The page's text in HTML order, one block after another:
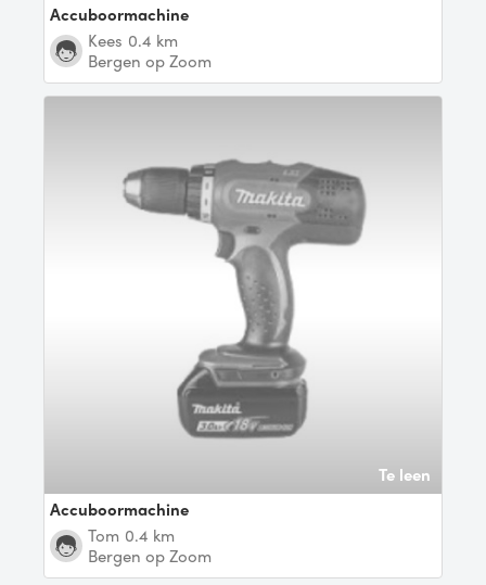
Accuboormachine
kees 0.4 km
Bergen op Zoom
Te leen
Accuboormachine
Tom 0.4 km
Bergen op Zoom